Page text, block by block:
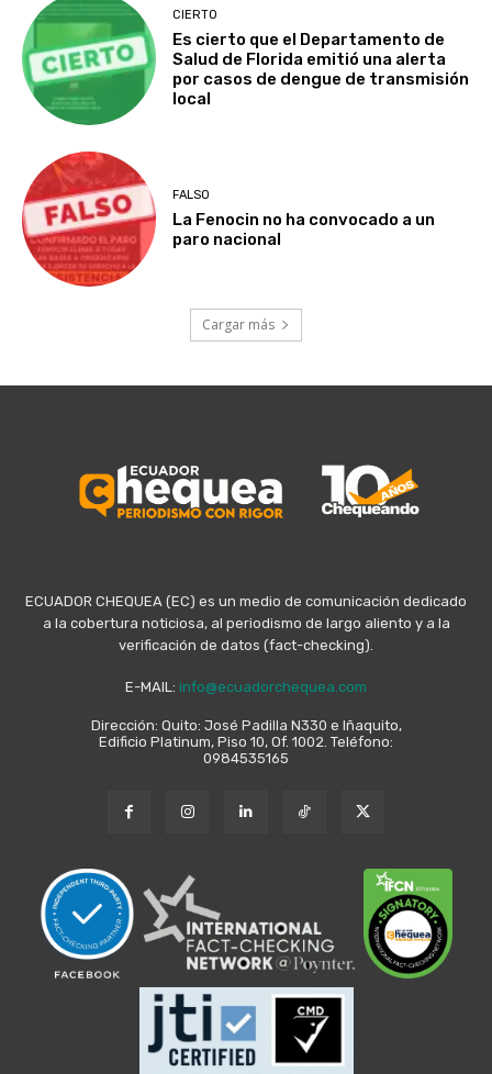
CIERTO
Es cierto que el Departamento de
Salud de Florida emitió una alerta
por casos de dengue de transmisión
local
FALSO
La Fenocin no ha convocado a un
paro nacional
Cargar más
ECUADOR CHEQUEA (EC) es un medio de comunicación dedicado
a la cobertura noticiosa, al periodismo de largo aliento y a la
verificación de datos (fact-checking).
E-MAIL: info@ecuadorchequea.com
Dirección: Quito: José Padilla N330 e Iñaquito,
Edificio Platinum, Piso 10, Of. 1002. Teléfono:
0984535165